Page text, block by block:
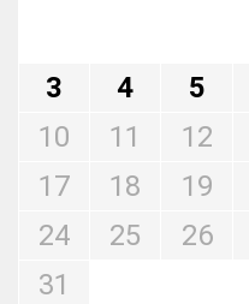
3
4 5
10
11 12
17
18 19
24
25 26
31